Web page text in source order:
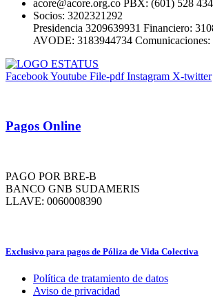
acore@acore.org.co PBX: (601) 528
Socios: 3202321292
Presidencia 3209639931 Financiero:
AVODE: 3183944734 Comunicaciones:
FacebookYoutube File-pdf Instagram X-twitter
Pagos Online
PAGO POR BRE-B
BANCO GNB SUDAMERIS
LLAVE: 0060008390
Exclusivo para pagos de Póliza de Vida Colectiva
Política de tratamiento de datos
Aviso de privacidad